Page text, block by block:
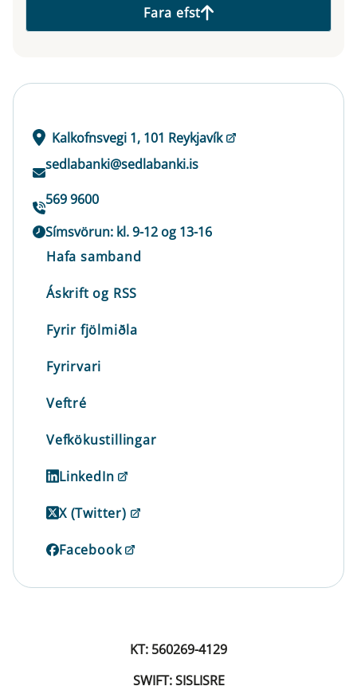
Fara efst
Kalkofnsvegi 1, 101 Reykjavík
sedlabanki@sedlabanki.is
569 9600
Símsvörun: kl. 9-12 og 13-16
Hafa samband
Áskrift og RSS
Fyrir fjölmiðla
Fyrirvari
Veftré
Vefkökustillingar
LinkedIn
X (Twitter)
Facebook
KT: 560269-4129
SWIFT: SISLISRE